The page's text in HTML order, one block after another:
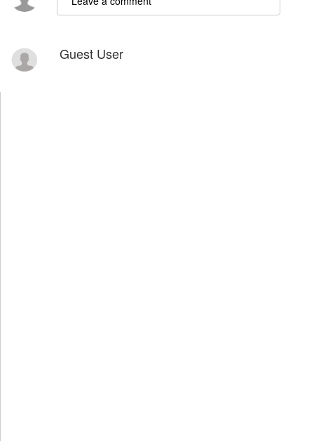
Guest User